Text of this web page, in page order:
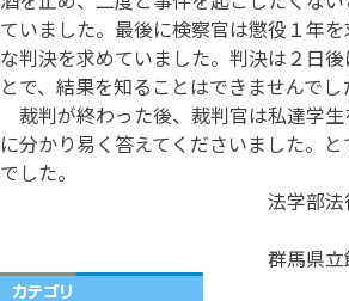
ていました。最後に検察官は懲役１年
な判決を求めていました。判決は２日
とで、結果を知ることはできませんでし
裁判が終わった後、裁判官は私達学
に分かり易く答えてくださいました。
でした。
法学部
群馬県